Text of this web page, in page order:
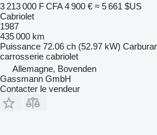
3 213 000 F CFA 4 900 € ≈ 5 661 $US
Cabriolet
1987
435 000 km
Puissance 72.06 ch (52.97 kW)
carrosserie cabriolet
Allemagne, Bovenden
Gassmann GmbH
Contacter le vendeur